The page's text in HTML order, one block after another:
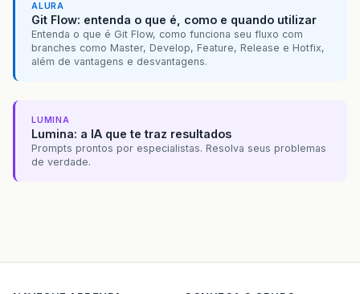
ALURA
Git Flow: entenda o que é, como e quando utilizar
Entenda o que é Git Flow, como funciona seu fluxo com
branches como Master, Develop, Feature, Release e Hotfix,
além de vantagens e desvantagens.
LUMINA
Lumina: a IA que te traz resultados
Prompts prontos por especialistas. Resolva seus problemas
de verdade.